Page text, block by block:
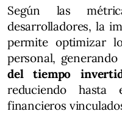
Según las
desarrolladores, la
permite optimizar
personal,
del tiempo
reduciendo
financieros